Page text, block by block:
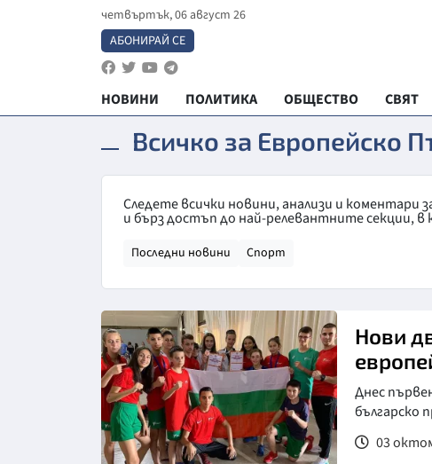
четвъртък, 06 август 26
АБОНИРАЙ СЕ
НОВИНИ ПОЛИТИКА ОБЩЕСТВО СВЯТ
Всичко за Европейско
Следете всички новини, анализи и
и бърз достъп до най-релевантните секции,
Последни новини Спорт
Нови
Днес
българско
03